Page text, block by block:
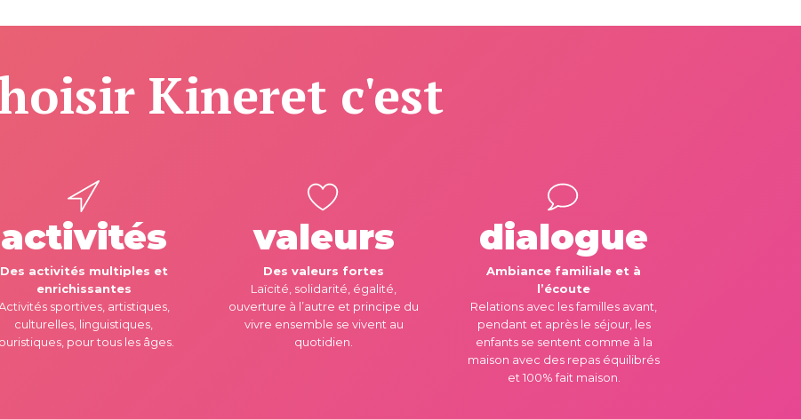
Kineret c'est
activités
Des activités multiples et
enrichissantes
sportives, artistiques,
culturelles, linguistiques,
pour tous les âges.
valeurs
Des valeurs fortes
Laïcité, solidarité, égalité,
ouverture à l’autre et principe du
vivre ensemble se vivent au
quotidien.
dialogue
Ambiance familiale et à
l’écoute
Relations avec les familles avant,
pendant et après le séjour, les
enfants se sentent comme à la
maison avec des repas équilibrés
et 100% fait maison.